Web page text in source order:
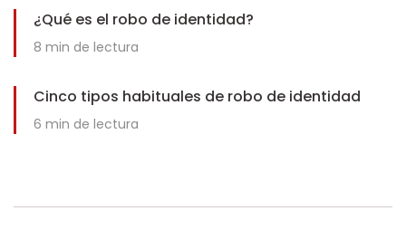
¿Qué es el robo de identidad?
8 min de lectura
Cinco tipos habituales de robo de identidad
6 min de lectura